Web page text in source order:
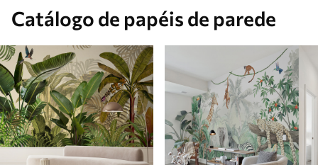
Catálogo de papéis de parede